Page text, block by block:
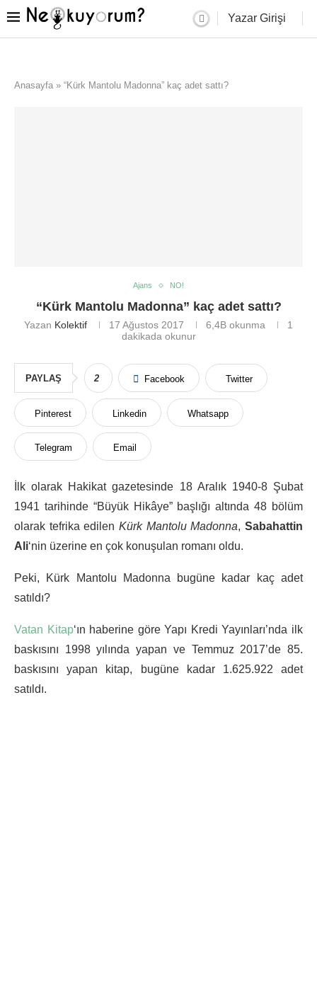
Yazar Girişi
Anasayfa » “Kürk Mantolu Madonna” kaç adet sattı?
Ajans NO!
“Kürk Mantolu Madonna” kaç adet sattı?
Yazan Kolektif 17 Ağustos 2017 6,4B okunma
1
dakikada okunur
PAYLAŞ 2 Facebook Twitter
Pinterest Linkedin Whatsapp
Telegram Email
İlk olarak Hakikat gazetesinde 18 Aralık 1940-8 Şubat
1941 tarihinde “Büyük Hikâye” başlığı altında 48 bölüm
olarak tefrika edilen Kürk Mantolu Madonna,Sabahattin
Ali‘nin üzerine en çok konuşulan romanı oldu.
Peki, Kürk Mantolu Madonna bugüne kadar kaç adet
satıldı?
Vatan Kitap‘ın haberine göre Yapı Kredi Yayınları’nda ilk
baskısını 1998 yılında yapan ve Temmuz 2017’de 85.
baskısını yapan kitap, bugüne kadar 1.625.922 adet
satıldı.